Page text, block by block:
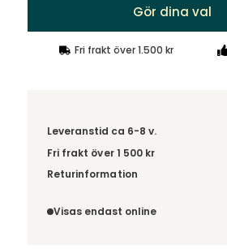
Gör dina val
Fri frakt över 1.500 kr
Leveranstid ca 6-8 v.
Fri frakt över 1 500 kr
Välj utförande via 'Gör dina val' för
Returinformation
omfattas därför inte av ångerrätten.
Visas endast online